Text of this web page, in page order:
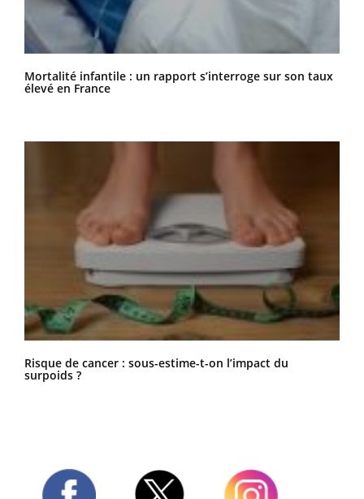
Mortalité infantile : un rapport s’interroge sur son taux
élevé en France
Risque de cancer : sous-estime-t-on l’impact du
surpoids ?